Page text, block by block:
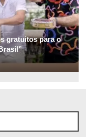
gratuitos para o